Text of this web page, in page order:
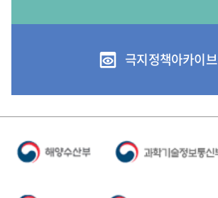
극지정책아카이브